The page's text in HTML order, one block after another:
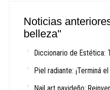
Noticias
belleza"
Diccionario de Estética:
Piel radiante: ¡Terminá